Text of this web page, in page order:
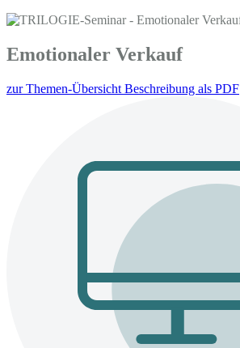
Emotionaler Verkauf
zur Themen-Übersicht Beschreibung als PDF